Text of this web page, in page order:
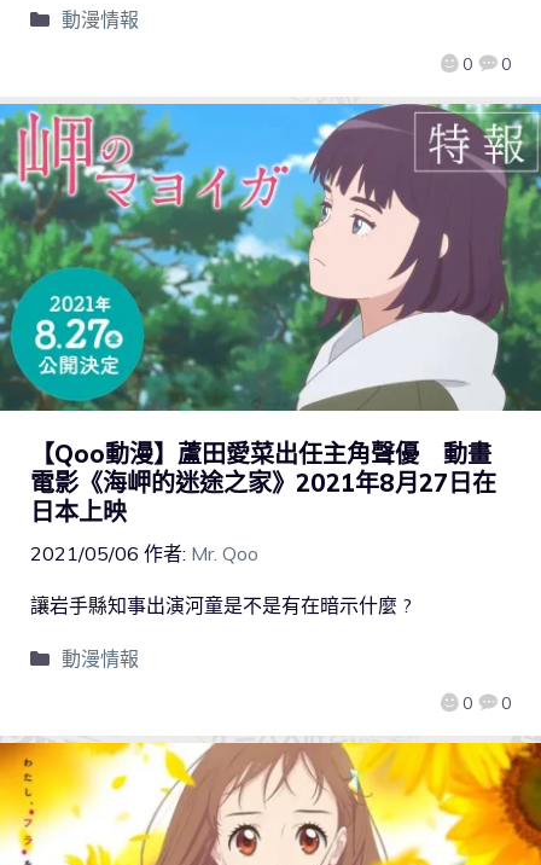
0 0
動漫情報
【Qoo動漫】蘆田愛菜出任主角聲優 動畫
電影《海岬的迷途之家》2021年8月27日在
日本上映
2021/05/06 作者: Mr. Qoo
0 0
讓岩手縣知事出演河童是不是有在暗示什麼 ?
動漫情報